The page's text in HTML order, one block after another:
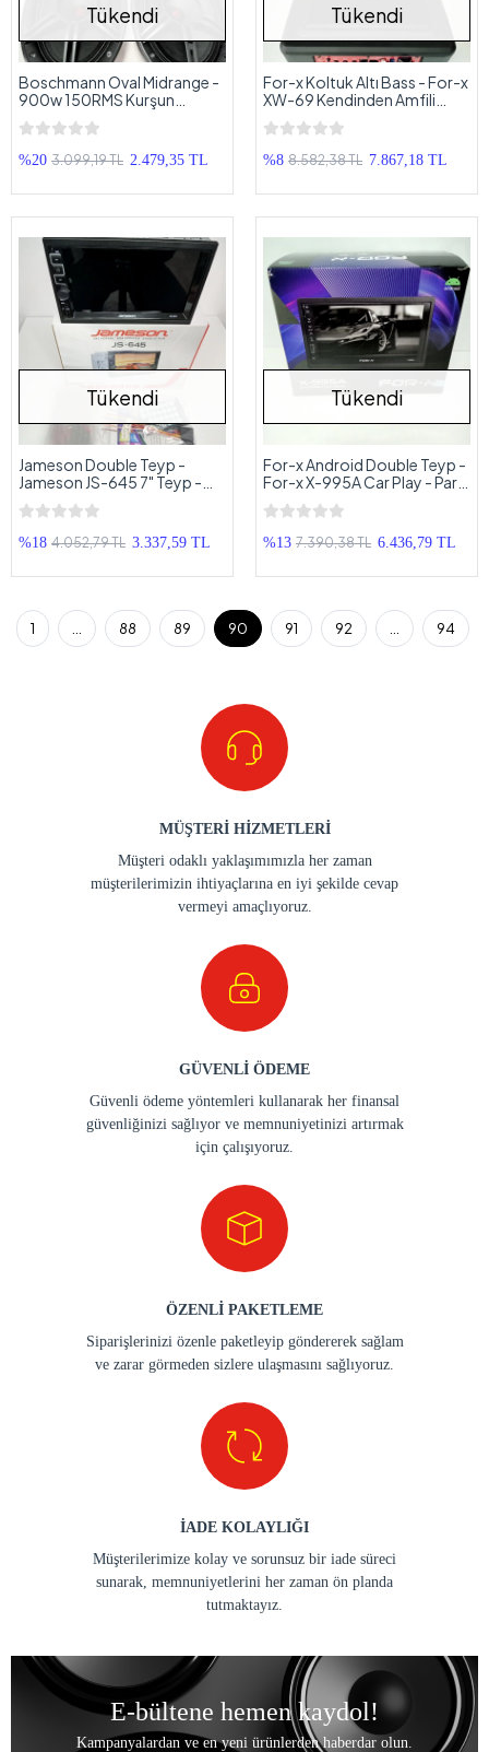
Tükendi
Boschmann Oval Midrange -
900w 150RMS Kurşun
Göbek Kayık Midrange
%20 3.099,19 TL 2.479,35 TL
Tükendi
For-x Koltuk Altı Bass - For-x
XW-69 Kendinden Amfili
Aktif Koltuk Altı Subwoofer
%8 8.582,38 TL 7.867,18 TL
Tükendi
Jameson Double Teyp -
Jameson JS-645 7" Teyp -
Park Kamerası Hediyeli
%18 4.052,79 TL 3.337,59 TL
Tükendi
For-x Android Double Teyp -
For-x X-995A Car Play - Park
Kamerası Hediyeli
%13 7.390,38 TL 6.436,79 TL
1 88 89 90 91 92 94
MÜŞTERİ HİZMETLERİ
Müşteri odaklı yaklaşımımızla her zaman
müşterilerimizin ihtiyaçlarına en iyi şekilde cevap
vermeyi amaçlıyoruz.
GÜVENLİ ÖDEME
Güvenli ödeme yöntemleri kullanarak her finansal
güvenliğinizi sağlıyor ve memnuniyetinizi artırmak
için çalışıyoruz.
ÖZENLİ PAKETLEME
Siparişlerinizi özenle paketleyip göndererek sağlam
ve zarar görmeden sizlere ulaşmasını sağlıyoruz.
İADE KOLAYLIĞI
Müşterilerimize kolay ve sorunsuz bir iade süreci
sunarak, memnuniyetlerini her zaman ön planda
tutmaktayız.
E-bültene hemen kaydol!
Kampanyalardan ve en yeni ürünlerden haberdar olun.